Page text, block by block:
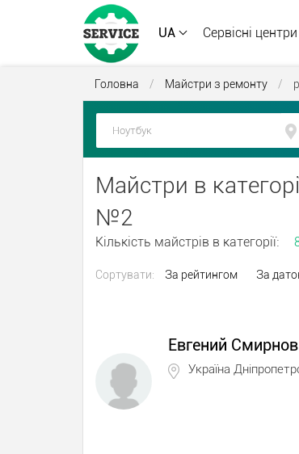
UA Сервісні центри
Головна / Майстри з ремонту /
Майстри в
№2
Кількість майстрів в категорії:
Сортувати: За рейтингом За
Евгений Смирнов
Україна